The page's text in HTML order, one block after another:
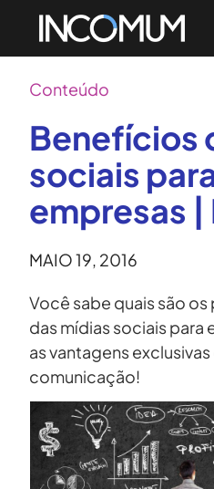
Conteúdo
Benefícios
sociais
empresas
MAIO 19, 2016
Você sabe quais são
das mídias sociais para
as vantagens
comunicação!